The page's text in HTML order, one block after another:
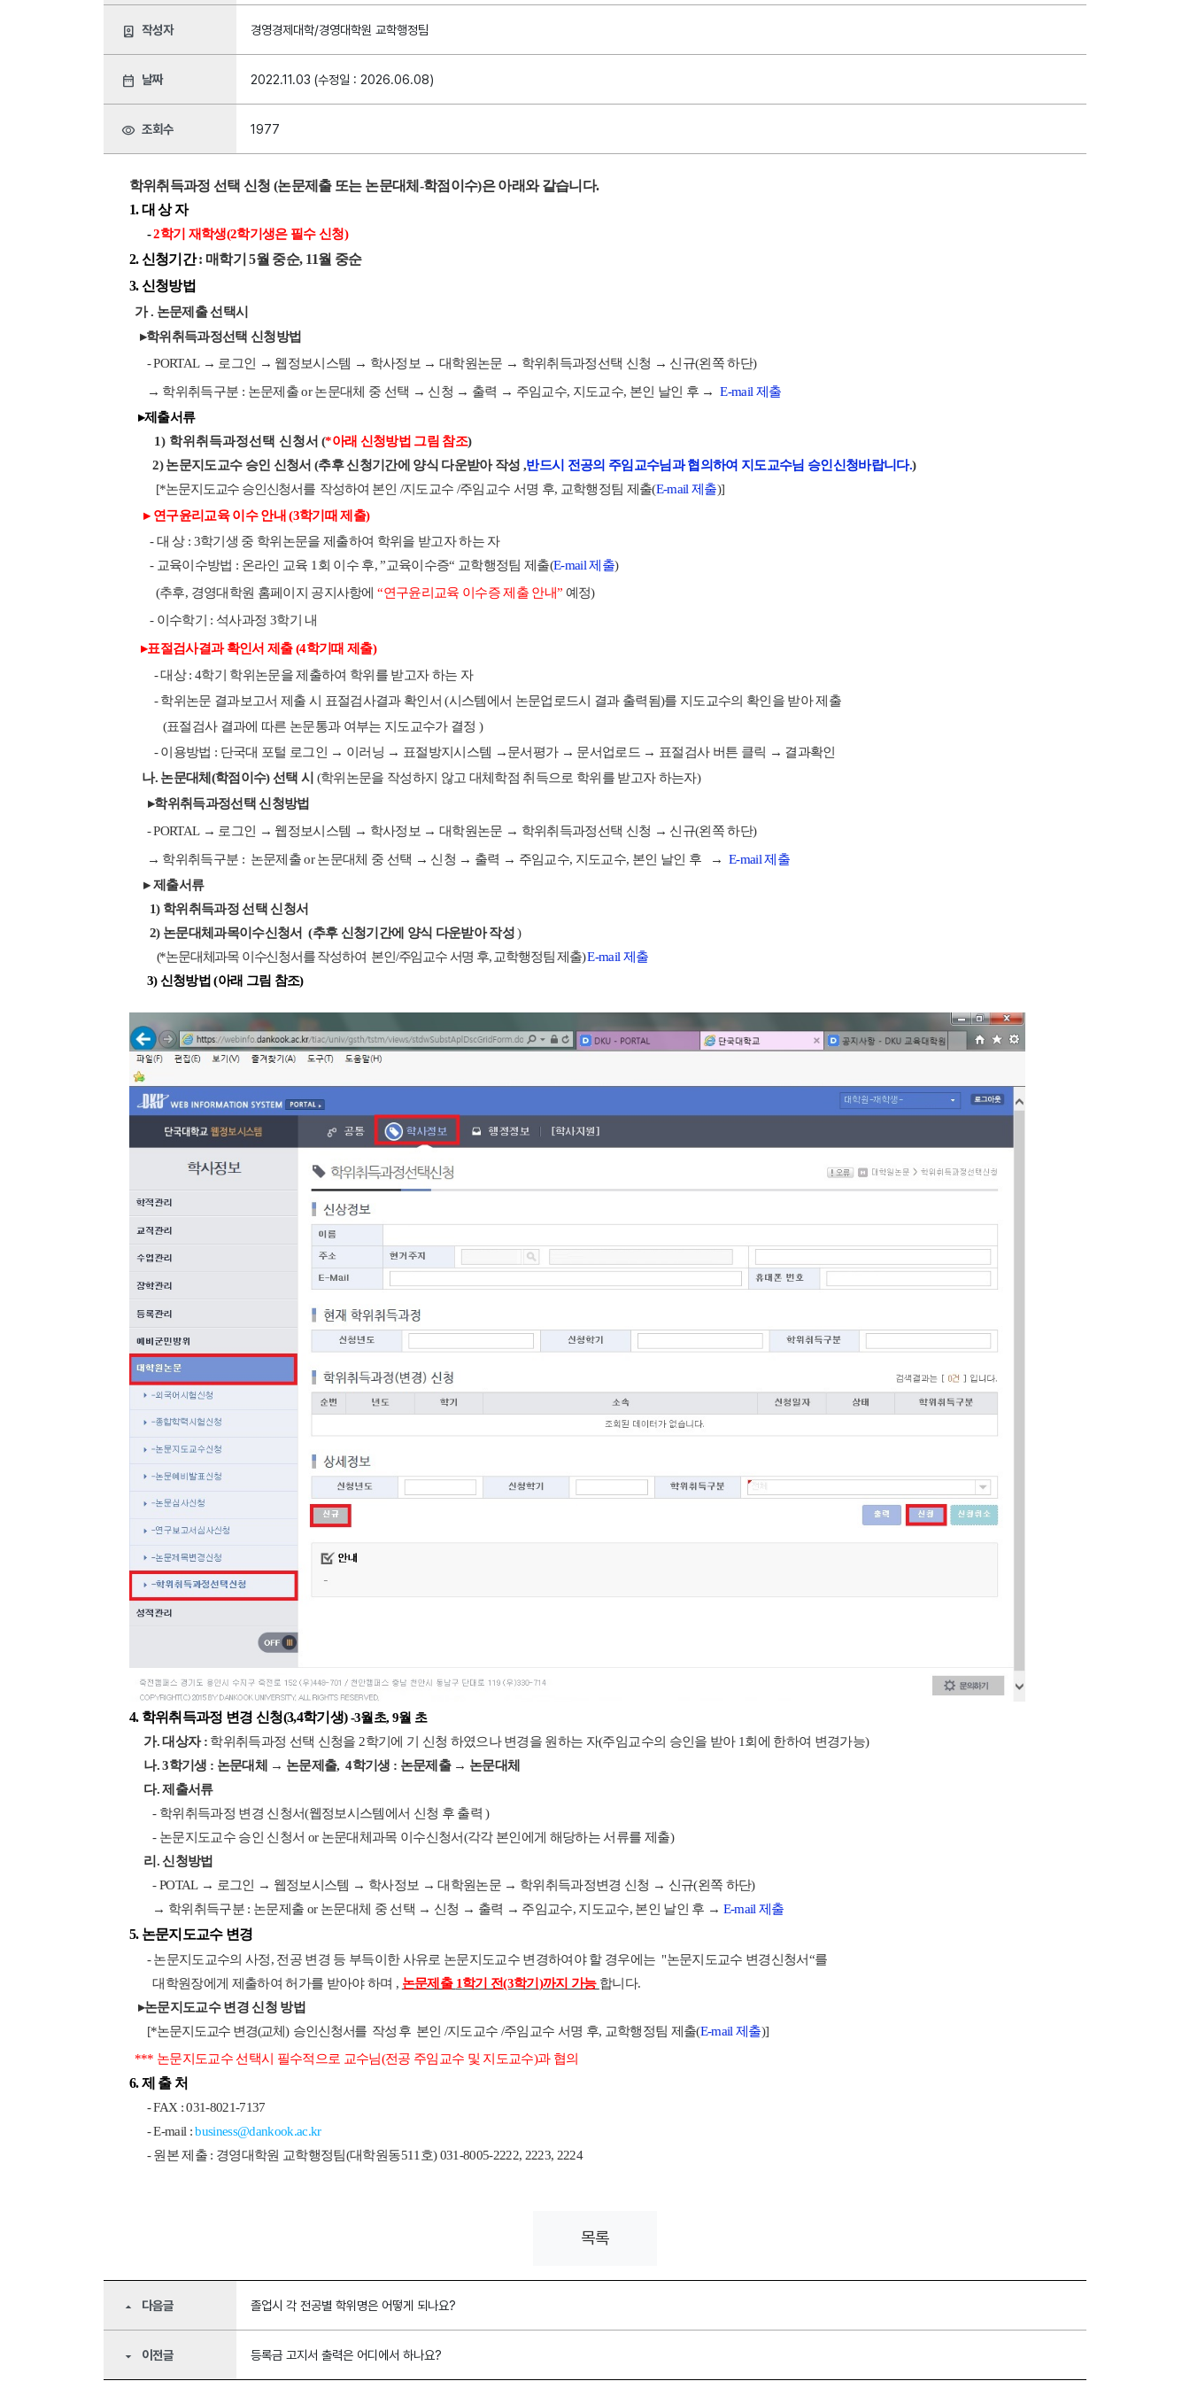
person_book 작성자 경영경제대학/경영대학원 교학행정팀
date_range 날짜 2022.11.03 (수정일 : 2026.06.08)
visibility 조회수 1977
학위취득과정 선택 신청(논문제출 또는 논문대체-학점이수)은 아래와 같습니다.
1.대 상 자
-2학기 재학생(2학기생은 필수 신청)
2.신청기간 : 매학기 5월 중순, 11월 중순
3. 신청방법
가. 논문제출 선택시
▸학위취득과정선택 신청방법
- PORTAL → 로그인 → 웹정보시스템 → 학사정보 → 대학원논문 → 학위취득과정선택 신청 → 신규(왼쪽 하단)
→ 학위취득구분 : 논문제출or논문대체 중 선택 → 신청 → 출력 → 주임교수, 지도교수, 본인 날인 후 → E-mail 제출
▸제출서류
1) 학위취득과정선택 신청서 (*아래 신청방법 그림 참조)
2)논문지도교수 승인 신청서 (추후 신청기간에 양식 다운받아 작성 ,반드시 전공의 주임교수님과 협의하여 지도교수님 승인신청바랍니다.)
[*논문지도교수 승인신청서를 작성하여 본인 /지도교수 /주임교수 서명 후, 교학행정팀 제출(E-mail 제출)]
▸연구윤리교육 이수 안내 (3학기때 제출)
-대 상 : 3학기생 중 학위논문을 제출하여 학위을 받고자 하는 자
- 교육이수방법 : 온라인 교육 1 회 이수 후, ”교육이수증“ 교학행정팀 제출(E-mail 제출)
(추후, 경영대학원 홈페이지 공지사항에“연구윤리교육 이수증 제출 안내” 예정)
- 이수학기 : 석사과정 3학기 내
▸표절검사결과 확인서 제출 (4학기때 제출)
-대상: 4학기 학위논문을 제출하여 학위를 받고자 하는 자
-학위논문 결과보고서 제출 시 표절검사결과 확인서(시스템에서 논문업로드시 결과 출력됨)를 지도교수의 확인을 받아 제출
(표절검사 결과에 따른 논문통과 여부는 지도교수가 결정 )
-이용방법 : 단국대 포털 로그인 → 이러닝 → 표절방지시스템 →문서평가 → 문서업로드 → 표절검사 버튼 클릭 → 결과확인
나. 논문대체 (학점이수) 선택 시 (학위논문을 작성하지 않고 대체학점 취득으로 학위를 받고자 하는자)
▸학위취득과정선택 신청방법
- PORTAL → 로그인 → 웹정보시스템 → 학사정보 → 대학원논문 → 학위취득과정선택 신청 → 신규(왼쪽 하단)
→ 학위취득구분 : 논문제출or논문대체 중 선택 → 신청 → 출력 → 주임교수, 지도교수, 본인 날인 후 → E-mail 제출
▸제출서류
1) 학위취득과정 선택 신청서
2) 논문대체과목이수신청서 (추후 신청기간에 양식 다운받아 작성)
(*논문대체과목 이수신청서를 작성하여 본인 /주임교수 서명 후, 교학행정팀 제출)E-mail 제출
3) 신청방법 (아래 그림 참조)
4. 학위취득과정 변경 신청(3,4학기생)-3월초, 9월 초
가.대상자: 학위취득과정 선택 신청을2학기에 기 신청 하였으나 변경을 원하는 자(주임교수의 승인을 받아 1회에 한하여 변경가능)
나. 3학기생 : 논문대체 → 논문제출, 4학기생 : 논문제출 → 논문대체
다. 제출서류
- 학위취득과정 변경 신청서(웹정보시스템에서 신청 후 출력 )
- 논문지도교수 승인 신청서 or 논문대체과목 이수신청서(각각 본인에게 해당하는 서류를 제출)
리 .신청방법
- POTAL → 로그인 → 웹정보시스템 → 학사정보 →대학원논문 → 학위취득과정변경 신청 → 신규(왼쪽 하단)
→ 학위취득구분 : 논문제출 or 논문대체 중 선택 → 신청 → 출력 → 주임교수, 지도교수, 본인 날인 후 → E-mail 제출
5. 논문지도교수 변경
-논문지도교수의 사정, 전공 변경 등 부득이한 사유로 논문지도교수 변경하여야 할 경우에는 "논문지도교수 변경신청서“를
대학원장에게 제출하여 허가를 받아야 하며 , 논문제출 1학기 전(3학기 )까지 가능 합니다.
▸논문지도교수 변경 신청 방법
[*논문지도교수 변경(교체) 승인신청서를 작성 후 본인 /지도교수 /주임교수 서명 후, 교학행정팀 제출(E-mail 제출)]
*** 논문지도교수 선택시 필수적으로 교수님(전공 주임교수 및 지도교수)과 협의
6.제 출 처
- FAX : 031-8021-7137
- E-mail :business@dankook.ac.kr
- 원본 제출 : 경영대학원 교학행정팀(대학원동511호) 031-8005-2222, 2223, 2224
목록
arrow_drop_up 다음글 졸업시 각 전공별 학위명은 어떻게 되나요?
arrow_drop_down 이전글 등록금 고지서 출력은 어디에서 하나요?